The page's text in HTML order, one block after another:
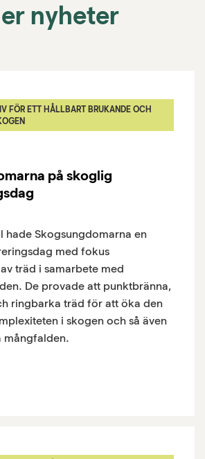
nyheter
FÖR ETT HÅLLBART BRUKANDE OCH
på skoglig
hade Skogsungdomarna en
med fokus
träd i samarbete med
De provade att punktbränna,
ringbarka träd för att öka den
i skogen och så även
mångfalden.